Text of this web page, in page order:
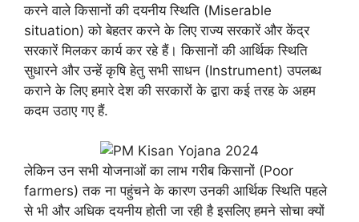
करने वाले किसानों की दयनीय स्थिति (Miserable
situation) को बेहतर करने के लिए राज्य सरकारें और केंद्र
सरकारें मिलकर कार्य कर रहे हैं। किसानों की आर्थिक स्थिति
सुधारने और उन्हें कृषि हेतु सभी साधन (Instrument) उपलब्ध
कराने के लिए हमारे देश की सरकारों के द्वारा कई तरह के अहम
कदम उठाए गए हैं.
लेकिन उन सभी योजनाओं का लाभ गरीब किसानों (Poor
farmers) तक ना पहुंचने के कारण उनकी आर्थिक स्थिति पहले
से भी और अधिक दयनीय होती जा रही है इसलिए हमने सोचा क्यों